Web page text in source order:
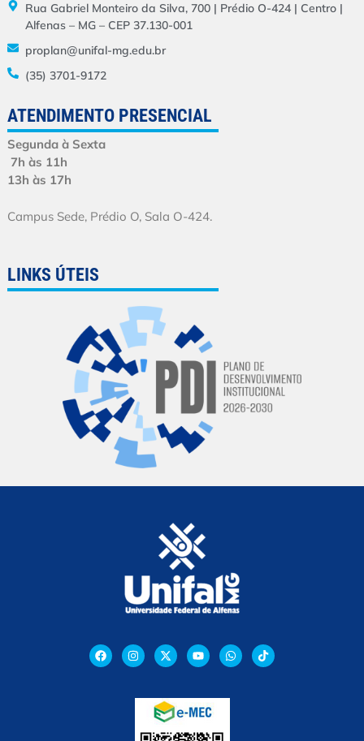
Rua Gabriel Monteiro da Silva, 700 | Prédio O-424 | Centro |
Alfenas – MG – CEP 37.130-001
proplan@unifal-mg.edu.br
(35) 3701-9172
ATENDIMENTO PRESENCIAL
Segunda à Sexta
7h às 11h
13h às 17h
Campus Sede, Prédio O, Sala O-424.
LINKS ÚTEIS